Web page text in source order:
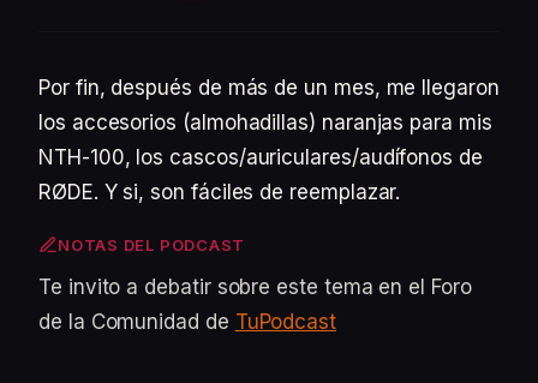
Por fin, después de más de un mes, me llegaron
los accesorios (almohadillas) naranjas para mis
NTH-100, los cascos/auriculares/audífonos de
RØDE. Y si, son fáciles de reemplazar.
NOTAS DEL PODCAST
Te invito a debatir sobre este tema en el Foro
de la Comunidad de TuPodcast